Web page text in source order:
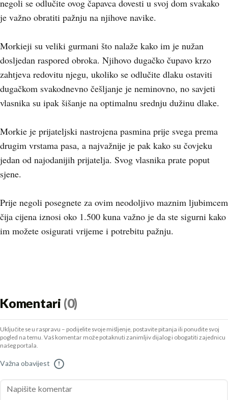
negoli se odlučite ovog čapavca dovesti u svoj dom svakako
je važno obratiti pažnju na njihove navike.
Morkieji su veliki gurmani što nalaže kako im je nužan
dosljedan raspored obroka. Njihovo dugačko čupavo krzo
zahtjeva redovitu njegu, ukoliko se odlučite dlaku ostaviti
dugačkom svakodnevno češljanje je neminovno, no savjeti
vlasnika su ipak šišanje na optimalnu srednju dužinu dlake.
Morkie je prijateljski nastrojena pasmina prije svega prema
drugim vrstama pasa, a najvažnije je pak kako su čovjeku
jedan od najodanijih prijatelja. Svog vlasnika prate poput
sjene.
Prije negoli posegnete za ovim neodoljivo maznim ljubimcem
čija cijena iznosi oko 1.500 kuna važno je da ste sigurni kako
im možete osigurati vrijeme i potrebitu pažnju.
Komentari (0)
Uključite se u raspravu – podijelite svoje mišljenje, postavite pitanja ili ponudite svoj
pogled na temu. Vaš komentar može potaknuti zanimljiv dijalog i obogatiti zajednicu
našeg portala.
Važna obavijest !